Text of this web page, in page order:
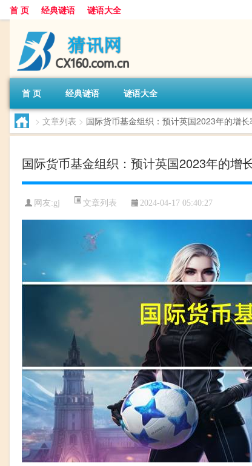
首 页 经典谜语 谜语大全
首 页 经典谜语 谜语大全
> 文章列表 > 国际货币基金组织：预计英国2023年的增
国际货币基金组织：预计英国2023年的增
网友:gj 文章列表 2024-04-17 05:40:27